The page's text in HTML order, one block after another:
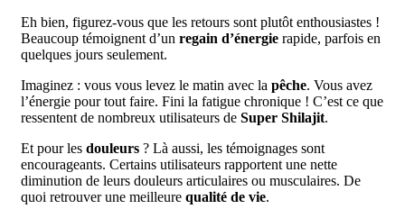
Eh bien, figurez-vous que les retours sont plutôt enthousiastes !
Beaucoup témoignent d’un regain d’énergie rapide, parfois en
quelques jours seulement.
Imaginez : vous vous levez le matin avec la pêche. Vous avez
l’énergie pour tout faire. Fini la fatigue chronique ! C’est ce que
ressentent de nombreux utilisateurs de Super Shilajit.
Et pour les douleurs ? Là aussi, les témoignages sont
encourageants. Certains utilisateurs rapportent une nette
diminution de leurs douleurs articulaires ou musculaires. De
quoi retrouver une meilleure qualité de vie.